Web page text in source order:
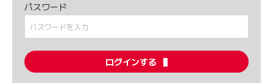
パスワード
ログインする